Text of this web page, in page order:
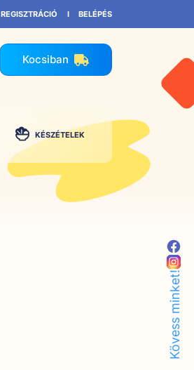
REGISZTRÁCIÓ BELÉPÉS
Kocsiban
KÉSZÉTELEK
Kövess minket!